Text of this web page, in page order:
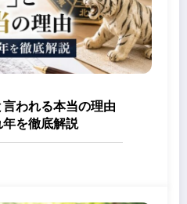
われる本当の理由
年を徹底解説